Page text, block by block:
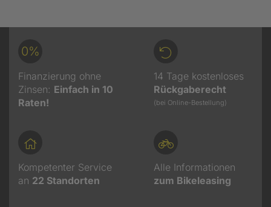
0%
Finanzierung ohne
Zinsen: Einfach in 10
Raten!
14 Tage kostenloses
Rückgaberecht
(bei Online-Bestellung)
Kompetenter Service
an 22 Standorten
Alle Informationen
zum Bikeleasing